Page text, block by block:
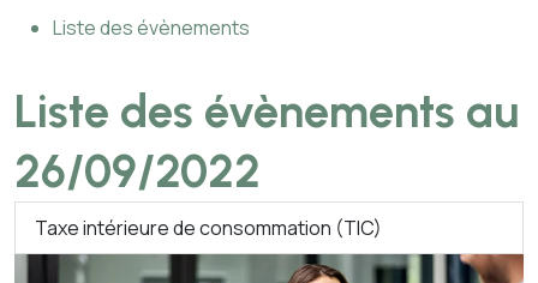
Liste des évènements
Liste des évènements au
26/09/2022
Taxe intérieure de consommation (TIC)